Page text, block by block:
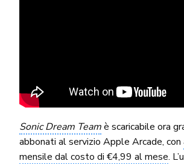
Sonic Dream Teamè scaricabile ora
abbonati al servizio Apple Arcade, con
mensile dal costo di €4,99 al mese.